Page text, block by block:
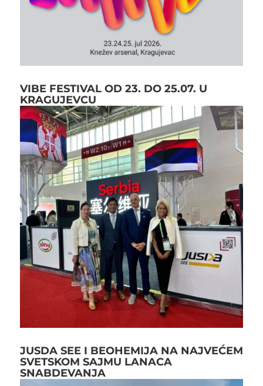
VIBE FESTIVAL OD 23. DO 25.07. U
KRAGUJEVCU
JUSDA SEE I BEOHEMIJA NA NAJVEĆEM
SVETSKOM SAJMU LANACA
SNABDEVANJA